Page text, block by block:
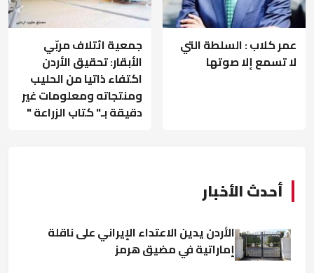
عمر كلاب : السلطة التي
لا تسمع إلا صوتها
جمعية ائتلاف مربّي
الأبقار: تحقيق الأردن
اكتفاء ذاتيا من الحليب
ومنتجاته ومعلومات غير
دقيقة بـ" كتاب الزراعة "
أحدث الأخبار
الأردن يدين الاعتداء الإيراني على ناقلة
إماراتية في مضيق هرمز